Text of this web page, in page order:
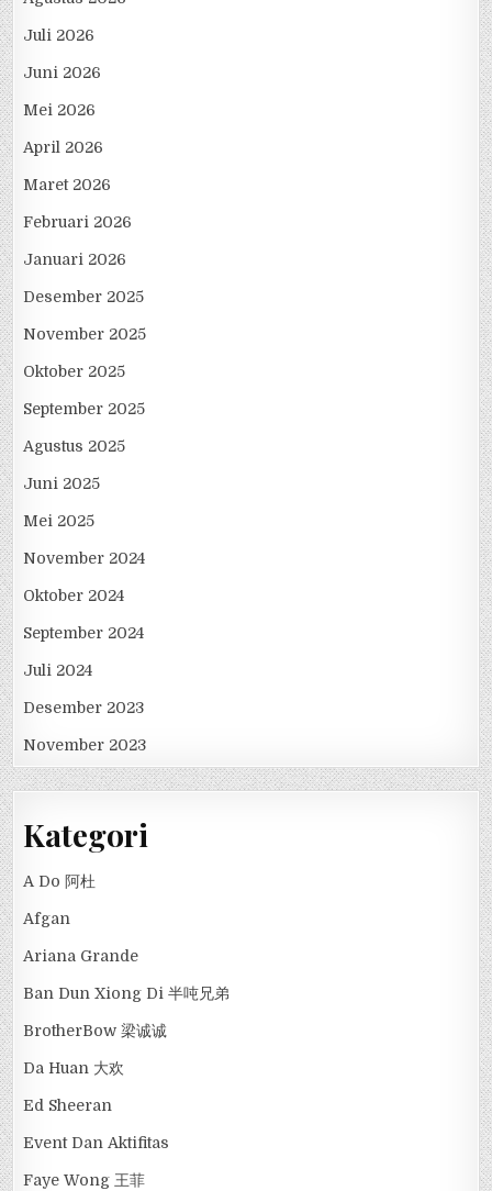
Juli 2026
Juni 2026
Mei 2026
April 2026
Maret 2026
Februari 2026
Januari 2026
Desember 2025
November 2025
Oktober 2025
September 2025
Agustus 2025
Juni 2025
Mei 2025
November 2024
Oktober 2024
September 2024
Juli 2024
Desember 2023
November 2023
Kategori
A Do 阿杜
Afgan
Ariana Grande
Ban Dun Xiong Di 半吨兄弟
BrotherBow 梁诚诚
Da Huan 大欢
Ed Sheeran
Event Dan Aktifitas
Faye Wong 王菲